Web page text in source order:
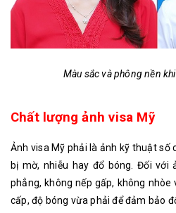
Màu sắc và phông nền
Chất lượng ảnh visa Mỹ
Ảnh visa Mỹ phải là ảnh kỹ thuật số
bị mờ, nhiễu hay đổ bóng. Đối với
phẳng, không nếp gấp, không
cấp, độ bóng vừa phải để đảm bảo